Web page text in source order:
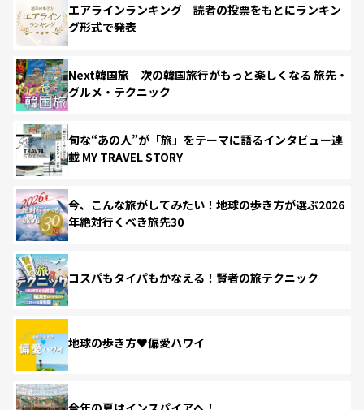
エアラインランキング 読者の投票をもとにランキン
グ形式で発表
Next韓国旅 次の韓国旅行がもっと楽しくなる 旅先・
グルメ・テクニック
旬な“あの人”が「旅」をテーマに語るインタビュー連
載 MY TRAVEL STORY
今、こんな旅がしてみたい！地球の歩き方が選ぶ2026
年絶対行くべき旅先30
コスパもタイパもかなえる！賢者の旅テクニック
地球の歩き方♥偏愛ハワイ